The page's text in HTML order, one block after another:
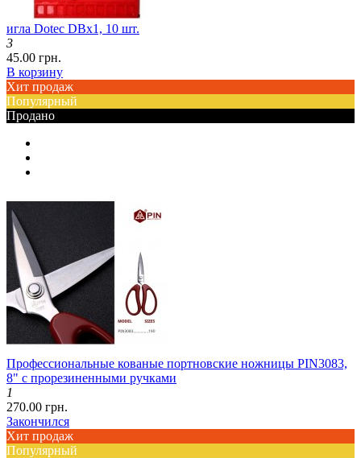
игла Dotec DBx1, 10 шт.
3
45.00 грн.
В корзину
Хит продаж
Популярный
Продано
Профессиональные кованые портновские ножницы PIN3083,
8" с прорезиненными ручками
1
270.00 грн.
Закончился
Хит продаж
Популярный